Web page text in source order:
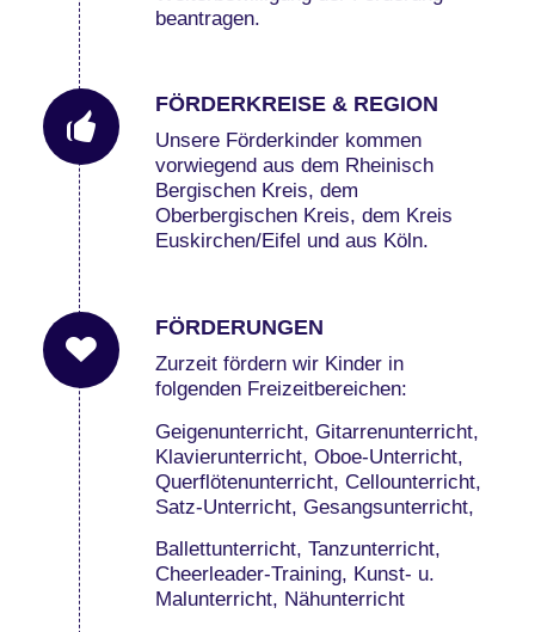
beantragen.
FÖRDERKREISE & REGION
Unsere Förderkinder kommen
vorwiegend aus dem Rheinisch
Bergischen Kreis, dem
Oberbergischen Kreis, dem Kreis
Euskirchen/Eifel und aus Köln.
FÖRDERUNGEN
Zurzeit fördern wir Kinder in
folgenden Freizeitbereichen:
Geigenunterricht, Gitarrenunterricht,
Klavierunterricht, Oboe-Unterricht,
Querflötenunterricht, Cellounterricht,
Satz-Unterricht, Gesangsunterricht,
Ballettunterricht, Tanzunterricht,
Cheerleader-Training, Kunst- u.
Malunterricht, Nähunterricht